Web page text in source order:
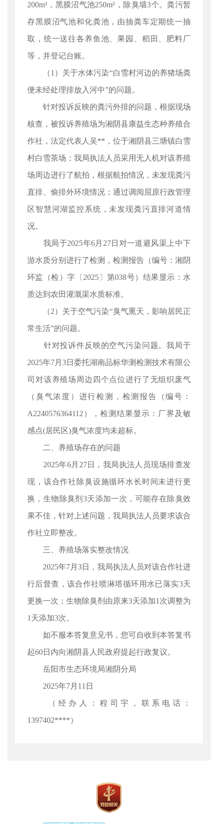
200m³，黑膜沼气池250m³，除臭墙3个。粪污暂
存黑膜沼气池和化粪池，由抽粪车定期统一抽
取，统一送往各养鱼池、果园、稻田、肥料厂
等，并登记台账。
（1）关于水体污染“白雪村河边的养猪场粪
便未经处理排放入河中”的问题。
针对投诉反映的粪污外排的问题，根据现场
核查，被投诉养殖场为湘阴县康益生态种养殖合
作社，法定代表人吴**，位于湘阴县三塘镇白雪
村白雪茶场；我局执法人员采用无人机对该养殖
场周边进行了航拍，根据航拍情况，未发现粪污
直排、偷排外环境情况；通过调阅屈原行政管理
区智慧河湖监控系统，未发现粪污直排河道情
况。
我局于2025年6月27日对一道避风渠上中下
游水质分别进行了检测，检测报告（编号：湘阴
环监（检）字〔2025〕第038号）结果显示：水
质达到农田灌溉渠水质标准。
（2）关于空气污染“臭气熏天，影响居民正
常生活”的问题。
针对投诉件反映的空气污染问题。我局于
2025年7月3日委托湖南品标华测检测技术有限公
司对该养殖场周边四个点位进行了无组织废气
（臭气浓度）进行检测，检测报告（编号：
A2240576364112），检测结果显示：厂界及敏
感点(居民区)臭气浓度均未超标。
二、养殖场存在的问题
2025年6月27日，我局执法人员现场排查发
现，该合作社除臭设施循环水长时间未进行更
换，生物除臭剂3天添加一次，可能存在除臭效
果不佳，针对上述问题，我局执法人员要求该合
作社立即整改。
三、养殖场落实整改情况
2025年7月3日，我局执法人员对该合作社进
行后督查，该合作社喷淋塔循环用水已落实3天
更换一次；生物除臭剂由原来3天添加1次调整为
1天添加3次。
如不服本答复意见书，您可自收到本答复书
起60日内向湘阴县人民政府提起行政复议。
岳阳市生态环境局湘阴分局
2025年7月11日
（经办人：程司宇，联系电话：
1397402****）